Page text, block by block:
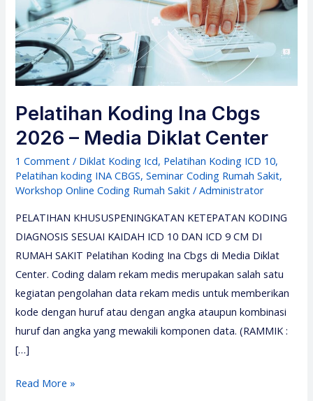
Pelatihan Koding Ina Cbgs
2026 – Media Diklat Center
1 Comment / Diklat Koding Icd, Pelatihan Koding ICD 10,
Pelatihan koding INA CBGS,Seminar Coding Rumah Sakit,
Workshop Online Coding Rumah Sakit /Administrator
PELATIHAN KHUSUSPENINGKATAN KETEPATAN KODING
DIAGNOSIS SESUAI KAIDAH ICD 10 DAN ICD 9 CM DI
RUMAH SAKIT Pelatihan Koding Ina Cbgs di Media Diklat
Center. Coding dalam rekam medis merupakan salah satu
kegiatan pengolahan data rekam medis untuk memberikan
kode dengan huruf atau dengan angka ataupun kombinasi
huruf dan angka yang mewakili komponen data. (RAMMIK :
[…]
Pelatihan
Read More »